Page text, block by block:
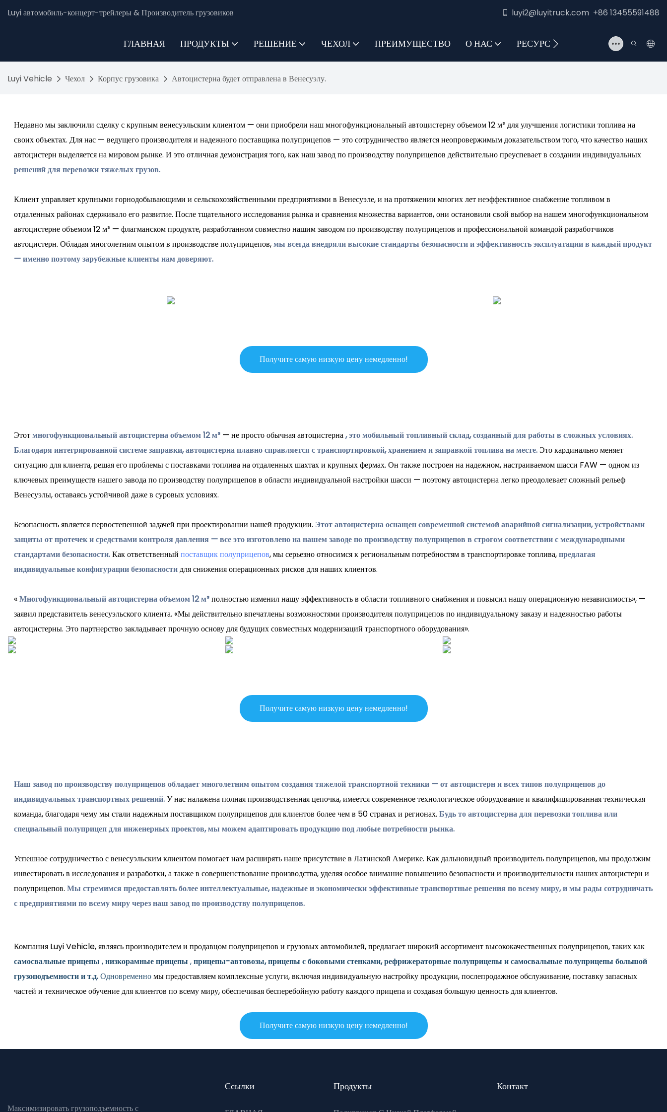
Luyi автомобиль-концерт-трейлеры & Производитель грузовиков luyi2@luyitruck.com +86 13455591488
ГЛАВНАЯ ПРОДУКТЫ РЕШЕНИЕ ЧЕХОЛ ПРЕИМУЩЕСТВО О НАС РЕСУРС СВЯЖИТЕСЬ С НАМИ
Luyi Vehicle Чехол Корпус грузовика Автоцистерна будет отправлена ​​в Венесуэлу.
Недавно мы заключили сделку с крупным венесуэльским клиентом — они приобрели наш многофункциональный автоцистерну объемом 12 м³ для улучшения логистики топлива на
своих объектах. Для нас — ведущего производителя и надежного поставщика полуприцепов — это сотрудничество является неопровержимым доказательством того, что качество наших
автоцистерн выделяется на мировом рынке. И это отличная демонстрация того, как наш завод по производству полуприцепов действительно преуспевает в создании индивидуальных
решений для перевозки тяжелых грузов.
Клиент управляет крупными горнодобывающими и сельскохозяйственными предприятиями в Венесуэле, и на протяжении многих лет неэффективное снабжение топливом в
отдаленных районах сдерживало его развитие. После тщательного исследования рынка и сравнения множества вариантов, они остановили свой выбор на нашем многофункциональном
автоцистерне объемом 12 м³ — флагманском продукте, разработанном совместно нашим заводом по производству полуприцепов и профессиональной командой разработчиков
автоцистерн. Обладая многолетним опытом в производстве полуприцепов,мы всегда внедряли высокие стандарты безопасности и эффективность эксплуатации в каждый продукт
— именно поэтому зарубежные клиенты нам доверяют.
Получите самую низкую цену немедленно!
Этотмногофункциональный автоцистерна объемом 12 м³ — не просто обычная автоцистерна, это мобильный топливный склад, созданный для работы в сложных условиях.
Благодаря интегрированной системе заправки, автоцистерна плавно справляется с транспортировкой, хранением и заправкой топлива на месте.Это кардинально меняет
ситуацию для клиента, решая его проблемы с поставками топлива на отдаленных шахтах и ​​крупных фермах. Он также построен на надежном, настраиваемом шасси FAW — одном из
ключевых преимуществ нашего завода по производству полуприцепов в области индивидуальной настройки шасси — поэтому автоцистерна легко преодолевает сложный рельеф
Венесуэлы, оставаясь устойчивой даже в суровых условиях.
Безопасность является первостепенной задачей при проектировании нашей продукции. Этот автоцистерна оснащен современной системой аварийной сигнализации, устройствами
защиты от протечек и средствами контроля давления — все это изготовлено на нашем заводе по производству полуприцепов в строгом соответствии с международными
стандартами безопасности.Как ответственныйпоставщик полуприцепов, мы серьезно относимся к региональным потребностям в транспортировке топлива,предлагая
индивидуальные конфигурации безопасностидля снижения операционных рисков для наших клиентов.
«Многофункциональный автоцистерна объемом 12 м³полностью изменил нашу эффективность в области топливного снабжения и повысил нашу операционную независимость», —
заявил представитель венесуэльского клиента. «Мы действительно впечатлены возможностями производителя полуприцепов по индивидуальному заказу и надежностью работы
автоцистерны. Это партнерство закладывает прочную основу для будущих совместных модернизаций транспортного оборудования».
Получите самую низкую цену немедленно!
Наш завод по производству полуприцепов обладает многолетним опытом создания тяжелой транспортной техники — от автоцистерн и всех типов полуприцепов до
индивидуальных транспортных решений.У нас налажена полная производственная цепочка, имеется современное технологическое оборудование и квалифицированная техническая
команда, благодаря чему мы стали надежным поставщиком полуприцепов для клиентов более чем в 50 странах и регионах.Будь то автоцистерна для перевозки топлива или
специальный полуприцеп для инженерных проектов, мы можем адаптировать продукцию под любые потребности рынка.
Успешное сотрудничество с венесуэльским клиентом помогает нам расширять наше присутствие в Латинской Америке. Как дальновидный производитель полуприцепов, мы продолжим
инвестировать в исследования и разработки, а также в совершенствование производства, уделяя особое внимание повышению безопасности и производительности наших автоцистерн и
полуприцепов.Мы стремимся предоставлять более интеллектуальные, надежные и экономически эффективные транспортные решения по всему миру, и мы рады сотрудничать
с предприятиями по всему миру через наш завод по производству полуприцепов.
Компания Luyi Vehicle, являясь производителем и продавцом полуприцепов и грузовых автомобилей, предлагает широкий ассортимент высококачественных полуприцепов, таких как
самосвальные прицепы ,низкорамные прицепы ,прицепы-автовозы, прицепы с боковыми стенками, рефрижераторные полуприцепы и самосвальные полуприцепы большой
грузоподъемностии т.д.Одновременномы предоставляем комплексные услуги, включая индивидуальную настройку продукции, послепродажное обслуживание, поставку запасных
частей и техническое обучение для клиентов по всему миру, обеспечивая бесперебойную работу каждого прицепа и создавая большую ценность для клиентов.
Получите самую низкую цену немедленно!
Максимизировать грузоподъемность с
Ссылки Продукты Контакт